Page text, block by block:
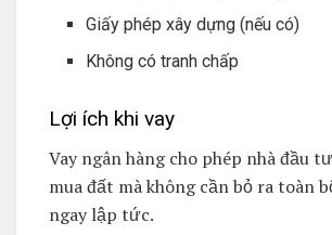
Giấy phép xây dựng (nếu có)
Không có tranh chấp
Lợi ích khi vay
Vay ngân hàng cho phép nhà đầu
mua đất mà không cần bỏ ra toàn
ngay lập tức.